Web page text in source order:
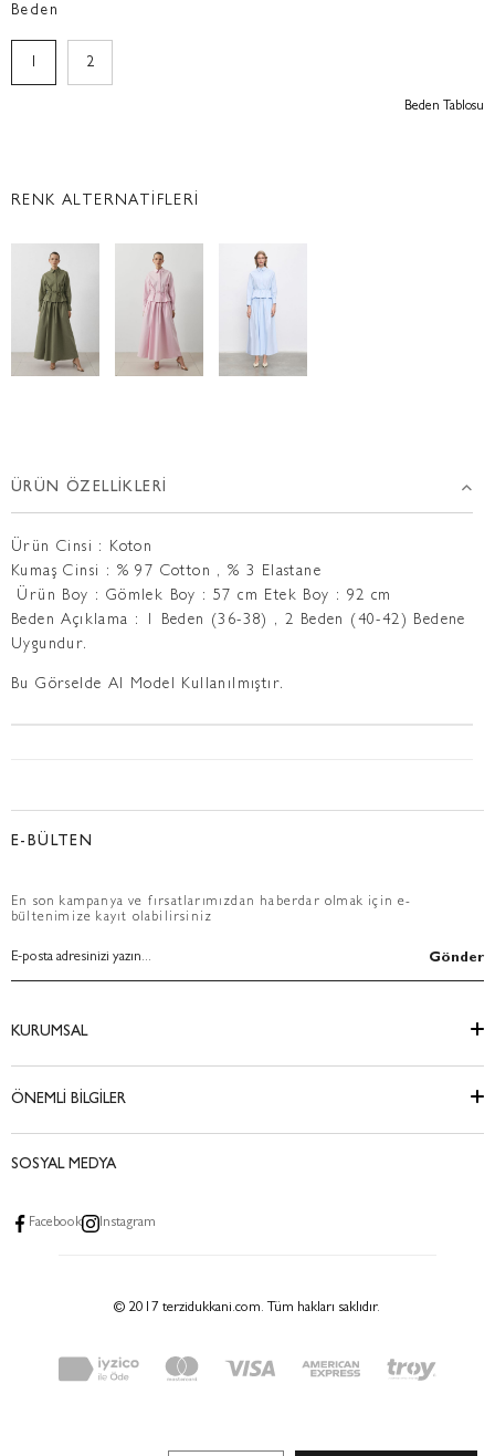
Beden
1 2
Beden Tablosu
RENK ALTERNATİFLERİ
ÜRÜN ÖZELLIKLERI
Ürün Cinsi : Koton
Kumaş Cinsi : % 97 Cotton , % 3 Elastane
Ürün Boy : Gömlek Boy : 57 cm Etek Boy : 92 cm
Beden Açıklama : 1 Beden (36-38) , 2 Beden (40-42) Bedene
Uygundur.
Bu Görselde AI Model Kullanılmıştır.
E-BÜLTEN
En son kampanya ve fırsatlarımızdan haberdar olmak için e-
bültenimize kayıt olabilirsiniz
Gönder
KURUMSAL
ÖNEMLİ BİLGİLER
SOSYAL MEDYA
Facebook Instagram
© 2017 terzidukkani.com. Tüm hakları saklıdır.